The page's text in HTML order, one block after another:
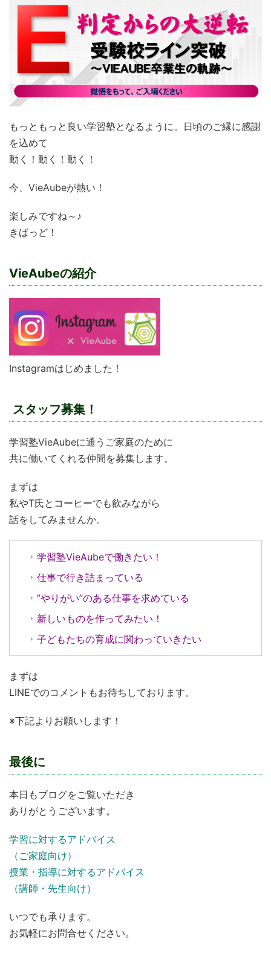
もっともっと良い学習塾となるように。日頃のご縁に感謝
を込めて
動く！動く！動く！
今、VieAubeが熱い！
楽しみですね～♪
きばっど！
VieAubeの紹介
Instagramはじめました！
スタッフ募集！
学習塾VieAubeに通うご家庭のために
共に働いてくれる仲間を募集します。
まずは
私やT氏とコーヒーでも飲みながら
話をしてみませんか。
学習塾VieAubeで働きたい！
仕事で行き詰まっている
”やりがい”のある仕事を求めている
新しいものを作ってみたい！
子どもたちの育成に関わっていきたい
まずは
LINEでのコメントもお待ちしております。
※下記よりお願いします！
最後に
本日もブログをご覧いただき
ありがとうございます。
学習に対するアドバイス
（ご家庭向け）
授業・指導に対するアドバイス
（講師・先生向け）
いつでも承ります。
お気軽にお問合せください。